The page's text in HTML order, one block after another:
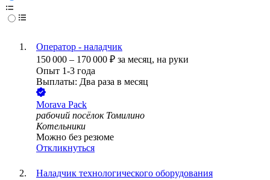
Оператор - наладчик
150 000 – 170 000 ₽ за месяц, на руки
Опыт 1-3 года
Выплаты: Два раза в месяц
Morava Pack
рабочий посёлок Томилино
Котельники
Можно без резюме
Откликнуться
Наладчик технологического оборудования